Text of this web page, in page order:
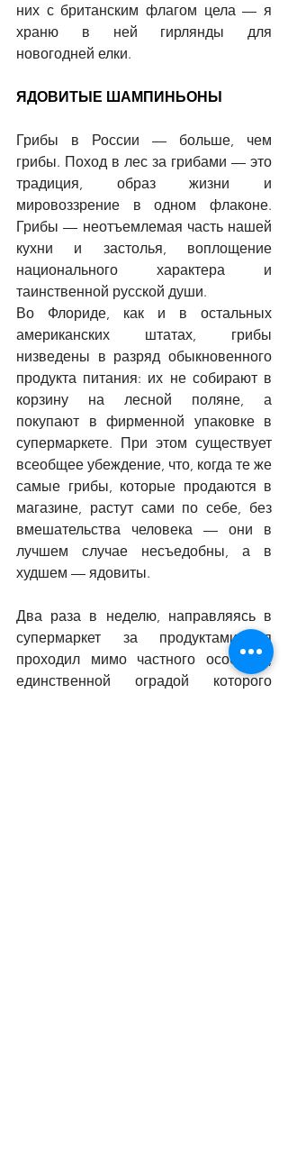
них с британским флагом цела — я
храню в ней гирлянды для
новогодней елки.
ЯДОВИТЫЕ ШАМПИНЬОНЫ
Грибы в России — больше, чем
грибы. Поход в лес за грибами — это
традиция, образ жизни и
мировоззрение в одном флаконе.
Грибы — неотъемлемая часть нашей
кухни и застолья, воплощение
национального характера и
таинственной русской души.
Во Флориде, как и в остальных
американских штатах, грибы
низведены в разряд обыкновенного
продукта питания: их не собирают в
корзину на лесной поляне, а
покупают в фирменной упаковке в
супермаркете. При этом существует
всеобщее убеждение, что, когда те же
самые грибы, которые продаются в
магазине, растут сами по себе, без
вмешательства человека — они в
лучшем случае несъедобны, а в
худшем — ядовиты.
Два раза в неделю, направляясь в
супермаркет за продуктами, я
проходил мимо частного особняка,
единственной оградой которого